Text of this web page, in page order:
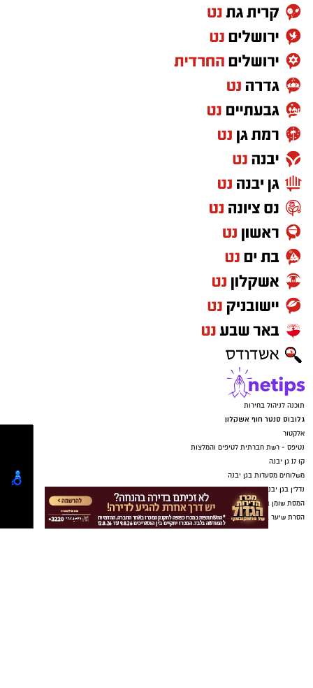
(25.8) תתקיים הופעתו של אביתר בנאי גם היא
בשעה 21:00 כאשר פתיחת השערים תתקיים החל
מהשעה 20:00.
.
השנה נוסף לפסטיבל ערב מיוחד נוסף, כאשר ביום
רביעי (26.8) יתקיימו מופעים במסגרת 'עיר הנוער'
של גן יבנה לילדים ולנוער.
תוכנה לניהול בחירות
גלובוס סנטר חוף אשקלון
אלקטור
נטיפס - רשת חברתית לטיפים והמלצות
קו 17 גן יבנה
משלוחים מסעדות בגן יבנה
נדל"ן בגן יבנה
המסת שומן בקור גן יבנה
הסרת שיער בגן יבנה
מערכת לניהול פניות